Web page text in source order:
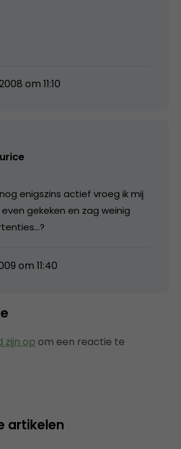
om 11:10
enigszins actief vroeg ik mij
gekeken en zag weinig
om 11:40
zijn op om een reactie te
artikelen